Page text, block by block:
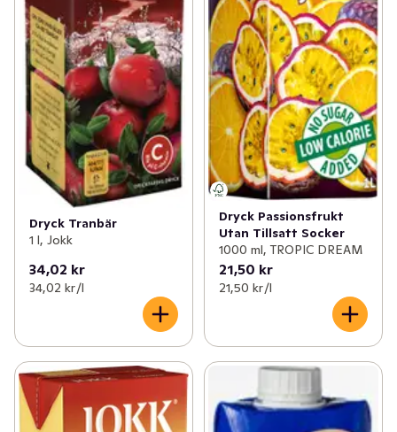
Dryck Tranbär
1 l, Jokk
34,02 kr
34,02 kr /l
Dryck Passionsfrukt
Utan Tillsatt Socker
1000 ml, TROPIC DREAM
21,50 kr
21,50 kr /l